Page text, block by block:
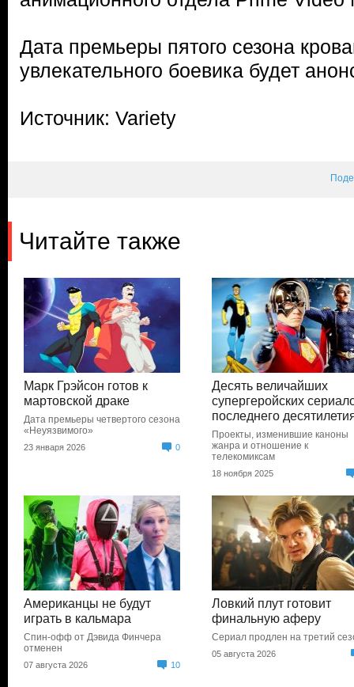
Дата премьеры пятого сезона
увлекательного боевика будет
Источник: Variety
Читайте также
Марк Грэйсон готов к
мартовской драке
Дата премьеры четвертого сезона
«Неуязвимого»
23 января 2026 0
Десять величайших
супергеройских
последнего
Проекты, изменившие каноны
жанра и отношение к
телекомиксам
18 ноября 2025
Американцы не будут
играть в кальмара
Спин-офф от Дэвида Финчера
отменен
07 августа 2026 10
Ловкий плут готовит
финальную аферу
Сериал продлен на третий
05 августа 2026